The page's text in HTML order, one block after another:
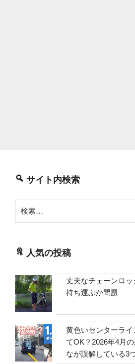
サイト内検索
索:
人気の投稿
丈夫なチェーンロッ
持ち運ぶか問題
黄色いセンターラ
てOK？2026年4月
なが誤解している3